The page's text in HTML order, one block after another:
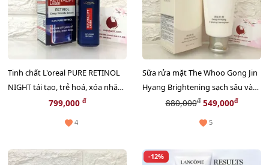
Tinh chất L'oreal PURE RETINOL
NIGHT tái tạo, trẻ hoá, xóa nhăn,
giảm nám, 30ml799,000 đ
4
Sữa rửa mặt The Whoo Gong Jin
Hyang Brightening sạch sâu và
tươi sáng da, 180ml
880,000đ549,000đ
5
-12%